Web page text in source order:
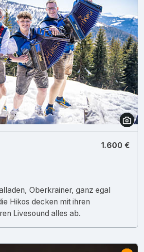
1.600 €
Oberkrainer, ganz egal
Hikos decken mit ihren
Livesound alles ab.